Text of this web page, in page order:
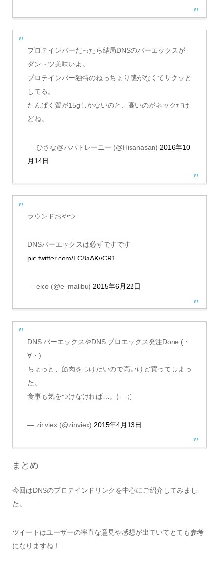
プロテインバーだったら結局DNSのバーエックスが
ダントツ美味いよ。
プロテインバー独特のねっちょり感がなくてサクッと
してる。
たんぱく質が15gしかないのと、高いのがネックだけ
どね。
— ひさな@パパトレーニー (@Hisanasan) 2016年10
月14日
ラウンドおやつ
DNSバーエックスは必ずですです
pic.twitter.com/LC8aAKvCR1
— eico (@e_malibu) 2015年6月22日
DNS バーエックスやDNS プロエックス発注Done (・
∀・)
ちょっと、筋肉をつけたいので高いけど買ってしまっ
た。
食事も気をつけなければ…。(-_-;)
— zinviex (@zinviex) 2015年4月13日
まとめ
今回はDNSのプロテインドリンクを中心にご紹介してみまし
た。
ツイートはユーザーの率直な意見や感想が出ていてとても参考
になりますね！